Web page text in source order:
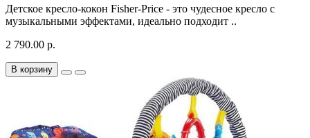
Детское кресло-кокон Fisher-Price - это чудесное кресло с
музыкальными эффектами, идеально подходит ..
2 790.00 р.
В корзину